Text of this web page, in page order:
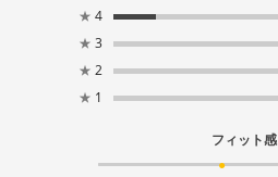
★ 4
★ 3
★ 2
★ 1
フィット感